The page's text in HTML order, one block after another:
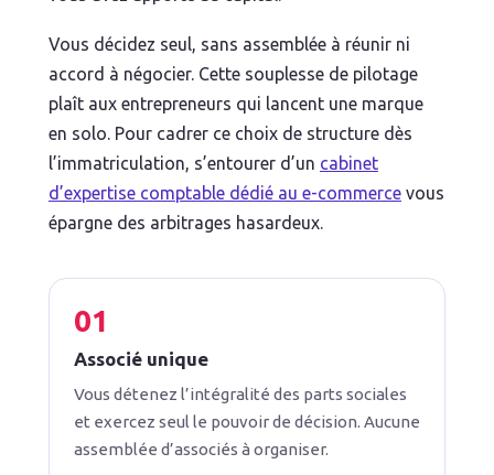
Vous décidez seul, sans assemblée à réunir ni
accord à négocier. Cette souplesse de pilotage
plaît aux entrepreneurs qui lancent une marque
en solo. Pour cadrer ce choix de structure dès
l’immatriculation, s’entourer d’un cabinet
d’expertise comptable dédié au e-commerce vous
épargne des arbitrages hasardeux.
Associé unique
Vous détenez l’intégralité des parts sociales
et exercez seul le pouvoir de décision. Aucune
assemblée d’associés à organiser.